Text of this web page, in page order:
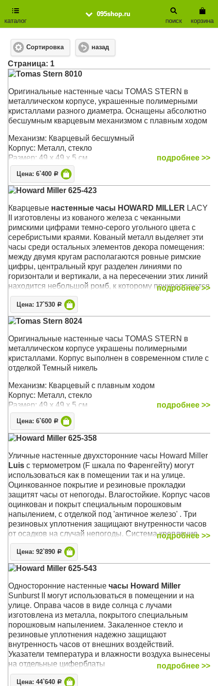
095shop.ru
каталог
корзина
поиск
Сортировка назад
Cтраница: 1
Tomas Stern 8010
Оригинальные настенные часы TOMAS STERN в
металлическом корпусе, украшенные полимерными
кристаллами разного диаметра. Оснащены абсолютно
бесшумным кварцевым механизмом с плавным ходом
Механизм: Кварцевый бесшумный
Корпус: Металл, стекло
Размер: 49 х 49 х 5 см
подробнее >>
Цена: 6`400 Р
Howard Miller 625-423
Кварцевые настенные часы HOWARD MILLER LACY
II изготовлены из кованого железа c чеканными
римскими цифрами темно-серого угольного цвета с
серебристыми краями. Кованый металл выделяет эти
часы среди остальных элементов декора помещения:
между двумя кругам располагаются ровные римские
цифры, центральный круг разделен линиями по
горизонтали и вертикали, а на пересечении этих линий
находится небольшой ромб, к которому прикрепляются
часовые стрелки. На концах стрелок располагаются
формы полых алмазов.
Механизм: Кварцевый
Размер: 36 x 36 х 4 см
подробнее >>
Цена: 17`530 Р
Tomas Stern 8024
Оригинальные настенные часы TOMAS STERN в
металлическом корпусе украшены полимерными
кристаллами. Корпус выполнен в современном стиле с
отделкой Темный никель
Механизм: Кварцевый с плавным ходом
Корпус: Металл, стекло
Размер: 49 х 49 х 5 см
подробнее >>
Цена: 6`600 Р
Howard Miller 625-358
Уличные настенные двухсторонние часы Howard Miller
Luis с термометром (F шкала по Фаренгейту) могут
использоваться как в помещении так и на улице.
Оцинкованное покрытие и резиновые прокладки
защитят часы от непогоды. Влагостойкие. Корпус часов
оцинкован и покрыт специальным порошковым
напылением, с отделкой под 'античное железо' . Три
резиновых уплотнения защищают внутренности часов
от осадков на случай непогоды. Система крепления
Вертлюги к декоративному настенному кронштейну
позволяют установить оптимальную видимость часов с
любого угла зрения.
Корпус: Чёрный стальной с оцинкованным креплением
Размер: 55 х 50 х 16 см; циферблат 38 см.
подробнее >>
Цена: 92`890 Р
Howard Miller 625-543
Односторонние настенные часы Howard Miller
Sunburst II могут использоваться в помещении и на
улице. Оправа часов в виде солнца с лучами
изготовлена из металла, покрытого специальным
порошковым напылением. Закаленное стекло и
резиновые уплотнения надежно защищают
внутренность часов от внешних воздействий.
Указатели температура и влажности воздуха вынесены
на отдельные циферблаты
Механизм: Кварцевый
подробнее >>
Цена: 44`640 Р